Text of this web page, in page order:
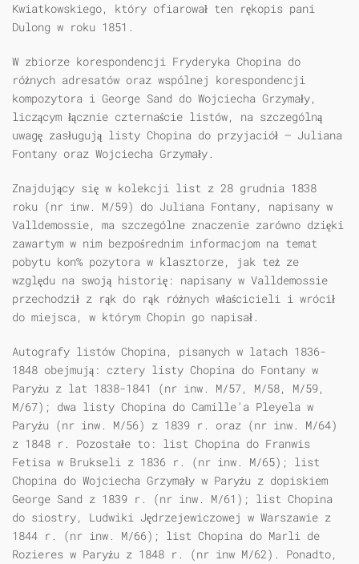
Kwiatkowskiego, który ofiarował ten rękopis pani
Dulong w roku 1851.
W zbiorze korespondencji Fryderyka Chopina do
różnych adresatów oraz wspólnej korespondencji
kompozytora i George Sand do Wojciecha Grzymały,
liczącym łącznie czternaście listów, na szczególną
uwagę zasługują listy Chopina do przyjaciół — Juliana
Fontany oraz Wojciecha Grzymały.
Znajdujący się w kolekcji list z 28 grudnia 1838
roku (nr inw. M/59) do Juliana Fontany, napisany w
Valldemossie, ma szczególne znaczenie zarówno dzięki
zawartym w nim bezpośrednim informacjom na temat
pobytu kon% pozytora w klasztorze, jak też ze
względu na swoją historię: napisany w Valldemossie
przechodził z rąk do rąk różnych właścicieli i wrócił
do miejsca, w którym Chopin go napisał.
Autografy listów Chopina, pisanych w latach 1836-
1848 obejmują: cztery listy Chopina do Fontany w
Paryżu z lat 1838-1841 (nr inw. M/57, M/58, M/59,
M/67); dwa listy Chopina do Camille’a Pleyela w
Paryżu (nr inw. M/56) z 1839 r. oraz (nr inw. M/64)
z 1848 r. Pozostałe to: list Chopina do Franwis
Fetisa w Brukseli z 1836 r. (nr inw. M/65); list
Chopina do Wojciecha Grzymały w Paryżu z dopiskiem
George Sand z 1839 r. (nr inw. M/61); list Chopina
do siostry, Ludwiki Jędrzejewiczowej w Warszawie z
1844 r. (nr inw. M/66); list Chopina do Marli de
Rozieres w Paryżu z 1848 r. (nr inw M/62). Ponadto,